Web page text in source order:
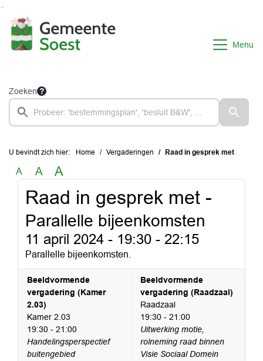
Menu
Zoeken
U bevindt zich hier: Home Vergaderingen Raad in gesprek met
A A A
Raad in gesprek met -
Parallelle bijeenkomsten
11 april 2024 - 19:30 - 22:15
Parallelle bijeenkomsten.
Beeldvormende
vergadering (Kamer
2.03)
Kamer 2.03
19:30 - 21:00
Handelingsperspectief
buitengebied
Beeldvormende
vergadering (Raadzaal)
Raadzaal
19:30 - 21:00
Uitwerking motie,
rolneming raad binnen
Visie Sociaal Domein